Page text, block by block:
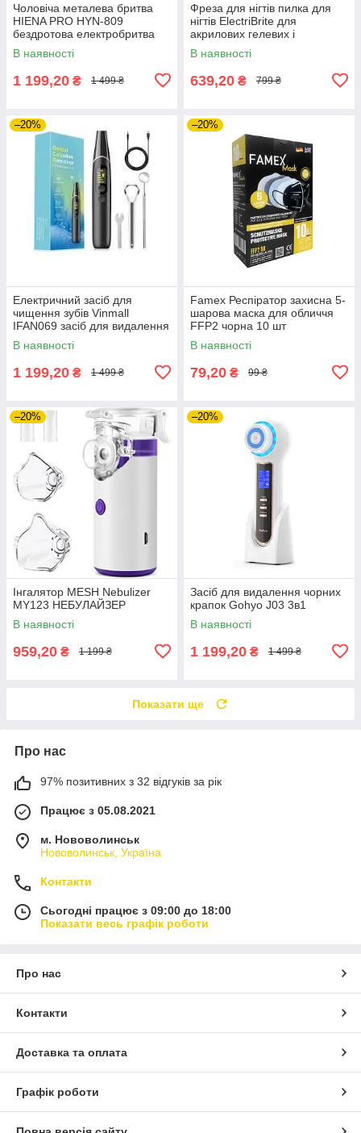
Чоловіча металева бритва
HIENA PRO HYN-809
бездротова електробритва
В наявності
1 199,20 ₴ 1 499 ₴
Фреза для нігтів пилка для
нігтів ElectriBrite для
акрилових гелевих і
натуральних нігтів
В наявності
639,20 ₴ 799 ₴
–20%
Електричний засіб для
чищення зубів Vinmall
IFAN069 засіб для видалення
зубного каменю
В наявності
1 199,20 ₴ 1 499 ₴
–20%
Famex Респіратор захисна 5-
шарова маска для обличчя
FFP2 чорна 10 шт
В наявності
79,20 ₴ 99 ₴
–20%
Інгалятор MESH Nebulizer
MY123 НЕБУЛАЙЗЕР
В наявності
959,20 ₴ 1 199 ₴
–20%
Засіб для видалення чорних
крапок Gohyo J03 3в1
В наявності
1 199,20 ₴ 1 499 ₴
Показати ще
Про нас
97% позитивних з 32 відгуків за рік
Працює з 05.08.2021
м. Нововолинськ
Нововолинськ, Україна
Контакти
Сьогодні працює з 09:00 до 18:00
Показати весь графік роботи
Про нас
Контакти
Доставка та оплата
Графік роботи